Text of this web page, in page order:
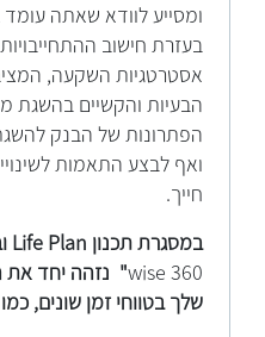
ומסייע לוודא שאתה
בעזרת חישוב
אסטרטגיות השקעה,
הבעיות והקשיים בהשגת
הפתרונות של הבנק
ואף לבצע התאמות
חייך.
במסגרת תכנון Life Plan ובאמצעות מערכת "
wise 360" נזהה יחד את
שלך בטווחי זמן שונים,